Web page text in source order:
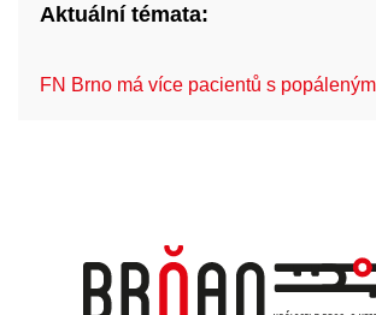
Aktuální témata:
FN Brno má více pacientů s